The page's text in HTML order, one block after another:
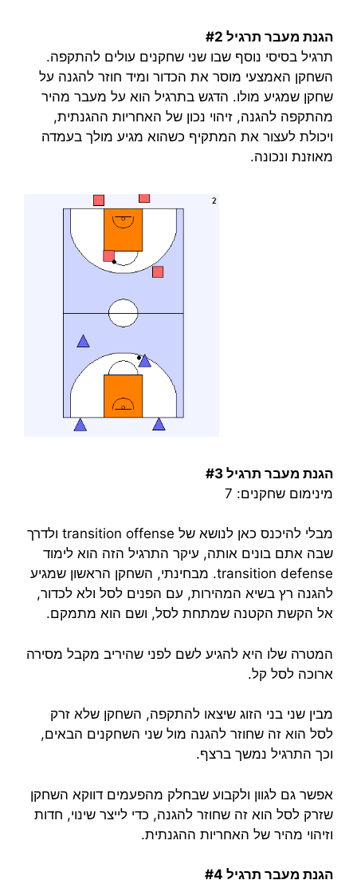
הגנת מעבר תרגיל #2
תרגיל בסיסי נוסף שבו שני שחקנים עולים להתקפה.
השחקן האמצעי מוסר את הכדור ומיד חוזר להגנה על
שחקן שמגיע מולו. הדגש בתרגיל הוא על מעבר מהיר
מהתקפה להגנה, זיהוי נכון של האחריות ההגנתית,
ויכולת לעצור את המתקיף כשהוא מגיע מולך בעמדה
מאוזנת ונכונה.
הגנת מעבר תרגיל #3
מינימום שחקנים: 7
מבלי להיכנס כאן לנושא של transition offense ולדרך
שבה אתם בונים אותה, עיקר התרגיל הזה הוא לימוד
transition defense. מבחינתי, השחקן הראשון שמגיע
להגנה רץ בשיא המהירות, עם הפנים לסל ולא לכדור,
אל הקשת הקטנה שמתחת לסל, ושם הוא מתמקם.
המטרה שלו היא להגיע לשם לפני שהיריב מקבל מסירה
ארוכה לסל קל.
מבין שני בני הזוג שיצאו להתקפה, השחקן שלא זרק
לסל הוא זה שחוזר להגנה מול שני השחקנים הבאים,
וכך התרגיל נמשך ברצף.
אפשר גם לגוון ולקבוע שבחלק מהפעמים דווקא השחקן
שזרק לסל הוא זה שחוזר להגנה, כדי לייצר שינוי, חדות
וזיהוי מהיר של האחריות ההגנתית.
הגנת מעבר תרגיל #4